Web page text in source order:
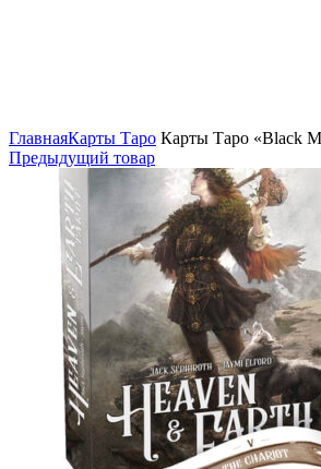
ГлавнаяКарты Таро Карты Таро «Black
Предыдущий товар